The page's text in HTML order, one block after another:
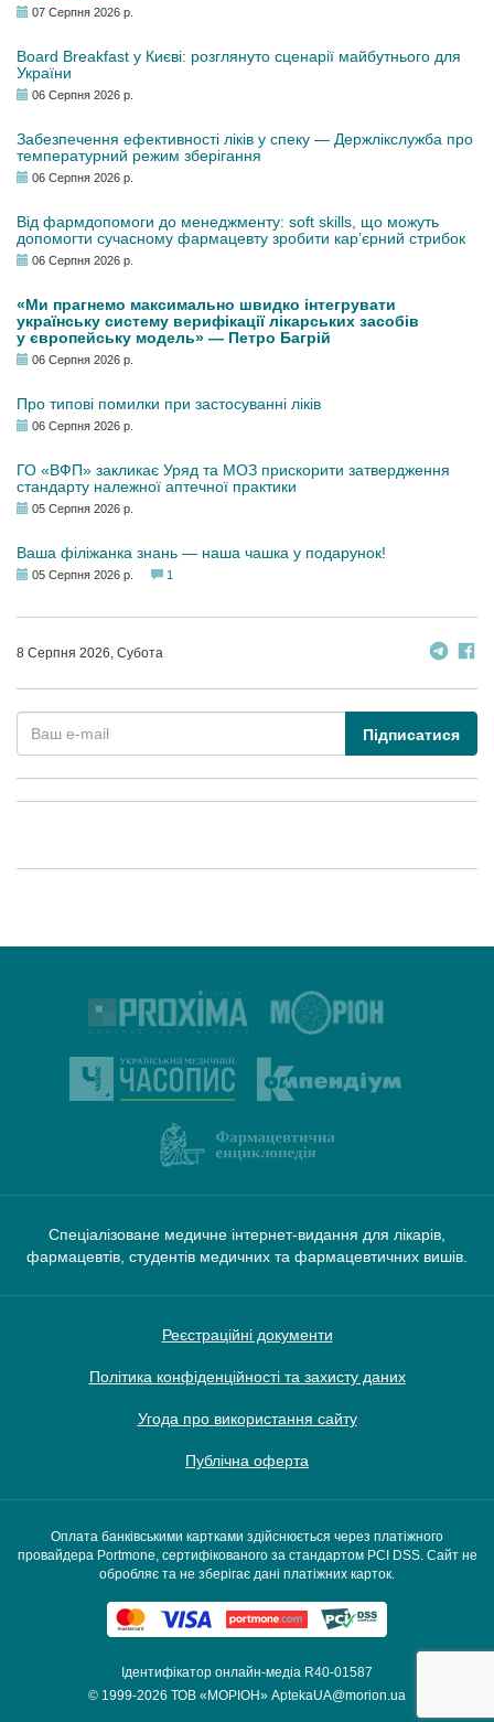
07 Серпня 2026 р.
Board Breakfast у Києві: розглянуто сценарії майбутнього для
України
06 Серпня 2026 р.
Забезпечення ефективності ліків у спеку — Держлікслужба про
температурний режим зберігання
06 Серпня 2026 р.
Від фармдопомоги до менеджменту: soft skills, що можуть
допомогти сучасному фармацевту зробити кар’єрний стрибок
06 Серпня 2026 р.
«Ми прагнемо максимально швидко інтегрувати
українську систему верифікації лікарських засобів
у європейську модель» — Петро Багрій
06 Серпня 2026 р.
Про типові помилки при застосуванні ліків
06 Серпня 2026 р.
ГО «ВФП» закликає Уряд та МОЗ прискорити затвердження
стандарту належної аптечної практики
05 Серпня 2026 р.
Ваша філіжанка знань — наша чашка у подарунок!
05 Серпня 2026 р. 1
8 Серпня 2026, Субота
Підписатися
Спеціалізоване медичне інтернет-видання для лікарів,
фармацевтів, студентів медичних та фармацевтичних вишів.
Реєстраційні документи
Політика конфіденційності та захисту даних
Угода про використання сайту
Публічна оферта
Ідентифікатор онлайн-медіа R40-01587
© 1999-2026 ТОВ «МОРІОН» AptekaUA@morion.ua
Оплата банківськими картками здійснюється через платіжного
провайдера Portmone, сертифікованого за стандартом PCI DSS. Сайт не
обробляє та не зберігає дані платіжних карток.